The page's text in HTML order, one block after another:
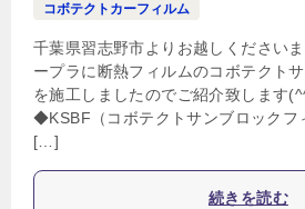
コボテクトカーフィルム
千葉県習志野市よりお越しください
ープラに断熱フィルムのコボテクト
を施工しましたのでご紹介致します
◆KSBF（コボテクトサンブロックフ
[…]
続きを読む